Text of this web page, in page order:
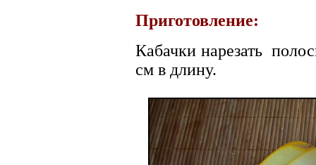
Приготовление:
Кабачки нарезать
см в длину.